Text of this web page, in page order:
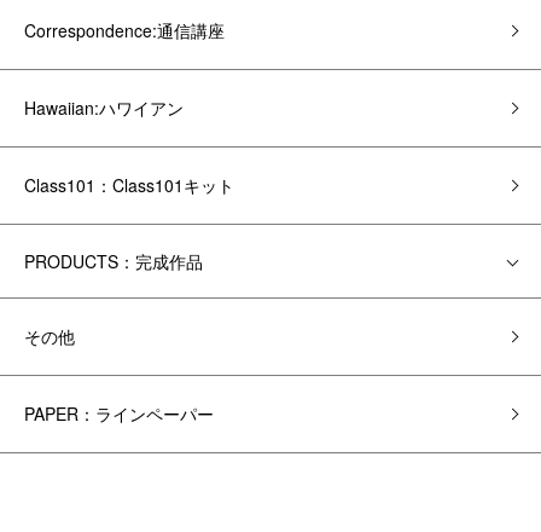
Correspondence:通信講座
Hawaiian:ハワイアン
Class101：Class101キット
PRODUCTS：完成作品
その他
PAPER：ラインペーパー